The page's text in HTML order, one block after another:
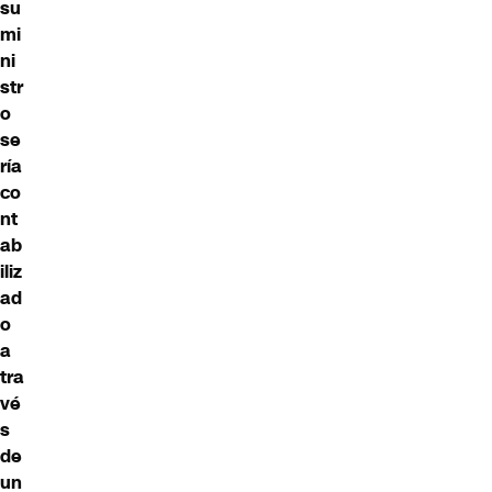
su
mi
ni
str
o
se
ría
co
nt
ab
iliz
ad
o
a
tra
vé
s
de
un